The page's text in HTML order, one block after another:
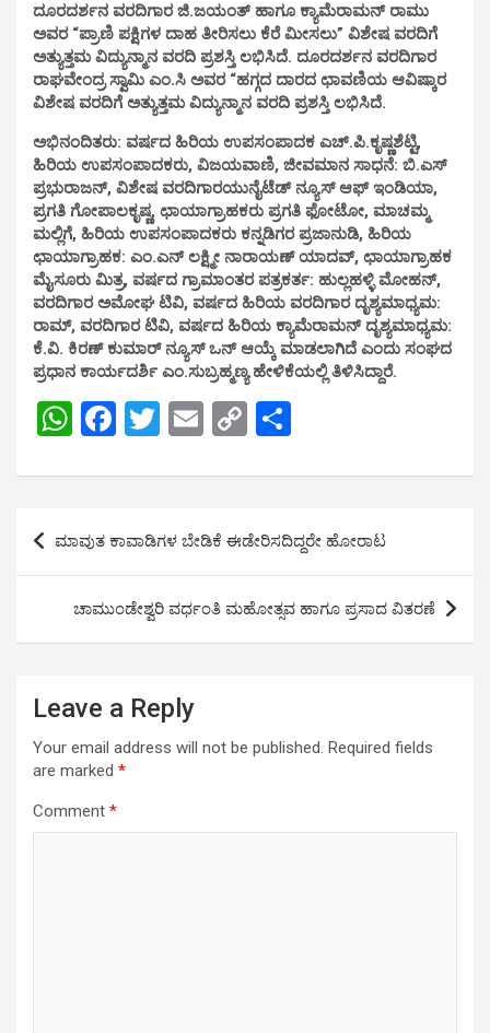
ದೂರದರ್ಶನ ವರದಿಗಾರ ಜಿ.ಜಯಂತ್‌ ಹಾಗೂ ಕ್ಯಾಮೆರಾಮನ್‌ ರಾಮು
ಅವರ “ಪ್ರಾಣಿ ಪಕ್ಷಿಗಳ ದಾಹ ತೀರಿಸಲು ಕೆರೆ ಮೀಸಲು” ವಿಶೇಷ ವರದಿಗೆ
ಅತ್ಯುತ್ತಮ ವಿದ್ಯುನ್ಮಾನ ವರದಿ ಪ್ರಶಸ್ತಿ ಲಭಿಸಿದೆ. ದೂರದರ್ಶನ ವರದಿಗಾರ
ರಾಘವೇಂದ್ರ ಸ್ವಾಮಿ ಎಂ.ಸಿ ಅವರ “ಹಗ್ಗದ ದಾರದ ಛಾವಣಿಯ ಆವಿಷ್ಕಾರ
ವಿಶೇಷ ವರದಿಗೆ ಅತ್ಯುತ್ತಮ ವಿದ್ಯುನ್ಮಾನ ವರದಿ ಪ್ರಶಸ್ತಿ ಲಭಿಸಿದೆ.
ಅಭಿನಂದಿತರು: ವರ್ಷದ ಹಿರಿಯ ಉಪಸಂಪಾದಕ ಎಚ್‌.ಪಿ.ಕೃಷ್ಣಶೆಟ್ಟಿ,
ಹಿರಿಯ ಉಪಸಂಪಾದಕರು, ವಿಜಯವಾಣಿ, ಜೀವಮಾನ ಸಾಧನೆ: ಬಿ.ಎಸ್‌
ಪ್ರಭುರಾಜನ್‌‍, ವಿಶೇಷ ವರದಿಗಾರಯುನೈಟೆಡ್‌ ನ್ಯೂಸ್‌ ಆಫ್‌ ಇಂಡಿಯಾ,
ಪ್ರಗತಿ ಗೋಪಾಲಕೃಷ್ಣ, ಛಾಯಾಗ್ರಾಹಕರು ಪ್ರಗತಿ ಫೋಟೋ, ಮಾಚಮ್ಮ
ಮಲ್ಲಿಗೆ, ಹಿರಿಯ ಉಪಸಂಪಾದಕರು ಕನ್ನಡಿಗರ ಪ್ರಜಾನುಡಿ, ಹಿರಿಯ
ಛಾಯಾಗ್ರಾಹಕ: ಎಂ.ಎನ್‌ ಲಕ್ಷ್ಮೀ ನಾರಾಯಣ್‌ ಯಾದವ್‌‍, ಛಾಯಾಗ್ರಾಹಕ
ಮೈಸೂರು ಮಿತ್ರ, ವರ್ಷದ ಗ್ರಾಮಾಂತರ ಪತ್ರಕರ್ತ: ಹುಲ್ಲಹಳ್ಳಿ ಮೋಹನ್‌‍,
ವರದಿಗಾರ ಅಮೋಘ ಟಿವಿ, ವರ್ಷದ ಹಿರಿಯ ವರದಿಗಾರ ದೃಶ್ಯಮಾಧ್ಯಮ:
ರಾಮ್‌‍, ವರದಿಗಾರ ಟಿವಿ, ವರ್ಷದ ಹಿರಿಯ ಕ್ಯಾಮೆರಾಮನ್‌ ದೃಶ್ಯಮಾಧ್ಯಮ:
ಕೆ.ವಿ. ಕಿರಣ್‌ ಕುಮಾರ್‌ ನ್ಯೂಸ್‌ ಒನ್‌ ಆಯ್ಕೆ ಮಾಡಲಾಗಿದೆ ಎಂದು ಸಂಘದ
ಪ್ರಧಾನ ಕಾರ್ಯದರ್ಶಿ ಎಂ.ಸುಬ್ರಹ್ಮಣ್ಯ ಹೇಳಿಕೆಯಲ್ಲಿ ತಿಳಿಸಿದ್ದಾರೆ.
W
at
s
A
p
F
ce
o
o
k
T
tt
er
E
ail
C
py
Li
n
k
ar
e
Post
navigation
ಮಾವುತ ಕಾವಾಡಿಗಳ ಬೇಡಿಕೆ ಈಡೇರಿಸದಿದ್ದರೇ ಹೋರಾಟ
ಚಾಮುಂಡೇಶ್ವರಿ ವರ್ಧಂತಿ ಮಹೋತ್ಸವ ಹಾಗೂ ಪ್ರಸಾದ ವಿತರಣೆ
Leave a Reply
Your email address will not be published. Required fields
are marked *
Comment *